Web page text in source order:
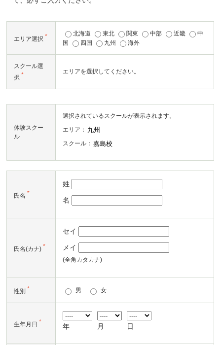
エリア選択 * 北海道 東北 関東 中部 近畿
中
国
四国 九州 海外
スクール選
択 * エリアを選択してください。
体験スクー
ル
選択されているスクールが表示されます。
エリア：
スクール：
氏名 *
姓
名
氏名(カナ) *
セイ
メイ
(全角カタカナ)
性別 * 男 女
生年月日 *
年 月 日